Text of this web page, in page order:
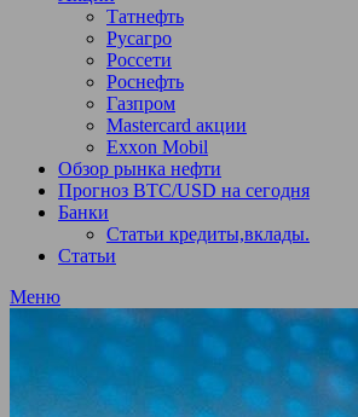
Татнефть
Русагро
Россети
Роснефть
Газпром
Mastercard акции
Exxon Mobil
Обзор рынка нефти
Прогноз BTC/USD на сегодня
Банки
Статьи кредиты,вклады.
Статьи
Меню